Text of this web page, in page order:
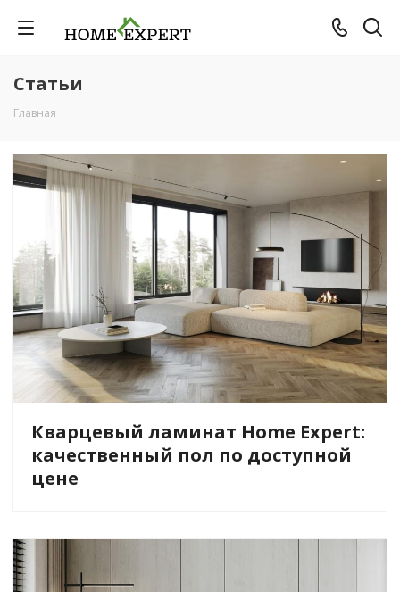
Статьи
Главная
Кварцевый ламинат Home Expert:
качественный пол по доступной
цене